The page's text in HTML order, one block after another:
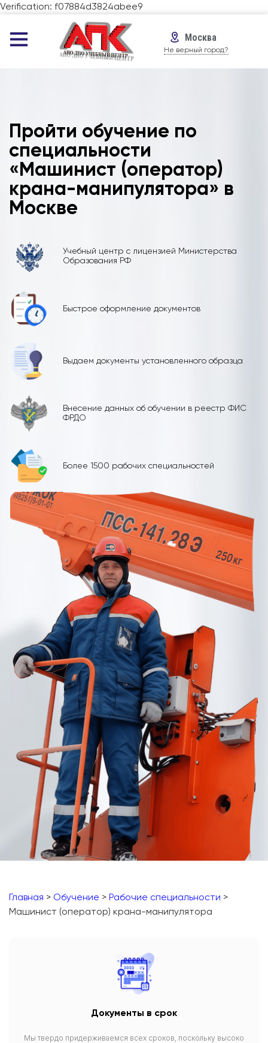
Verification: f07884d3824abee9
Москва
Не верный город?
Пройти обучение по
специальности
«Машинист (оператор)
крана-манипулятора» в
Москве
Учебный центр с лицензией Министерства
Образования РФ
Быстрое оформление документов
Выдаем документы установленного образца
Внесение данных об обучении в реестр ФИС
ФРДО
Более 1500 рабочих специальностей
Главная > Обучение > Рабочие специальности >
Машинист (оператор) крана-манипулятора
Документы в срок
Мы твердо придерживаемся всех сроков, поскольку высоко